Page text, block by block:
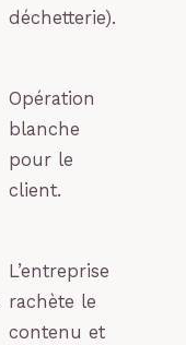
déchetterie).
Opération
blanche
pour le
client.
L’entreprise
rachète le
contenu et